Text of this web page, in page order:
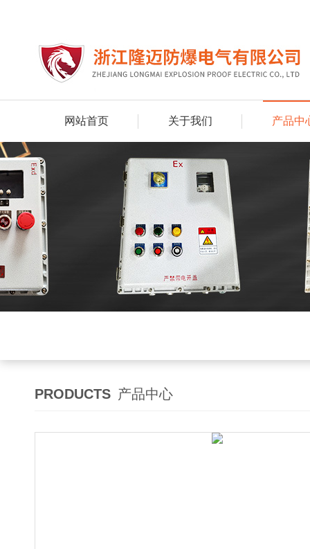
网站首页 关于我们 产品中
PRODUCTS 产品中心